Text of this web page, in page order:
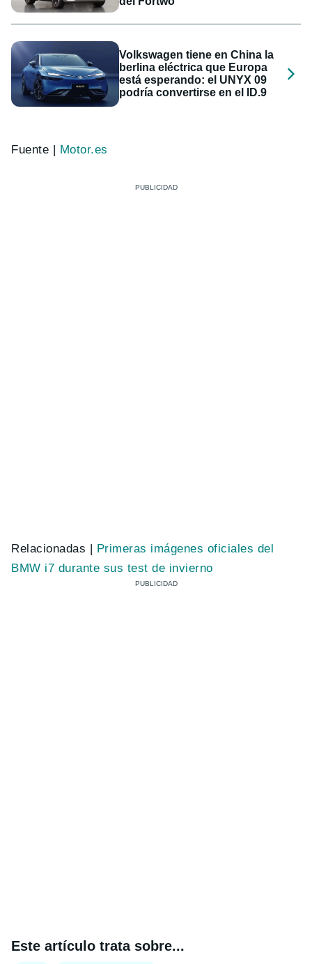
Volkswagen tiene en China la
berlina eléctrica que Europa
está esperando: el UNYX 09
podría convertirse en el ID.9
Fuente | Motor.es
Relacionadas | Primeras imágenes oficiales del
BMW i7 durante sus test de invierno
Este artículo trata sobre...